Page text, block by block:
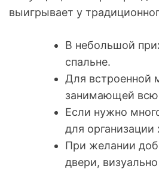
выигрывает у
В небольшой
спальне.
Для встроенной
занимающей всю
Если нужно
для организации
При желании
двери,